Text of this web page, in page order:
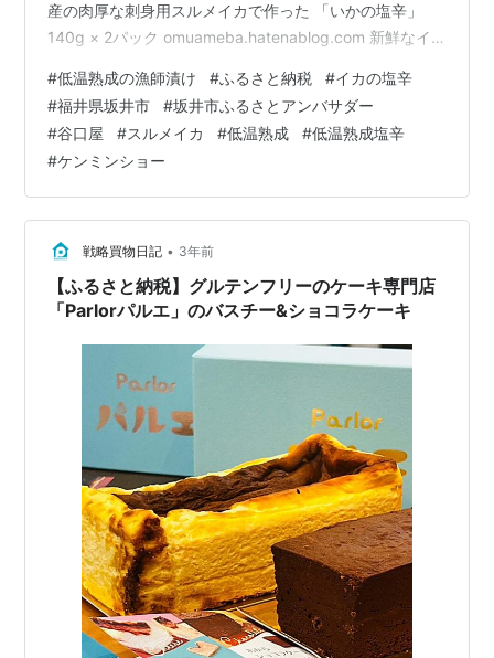
産の肉厚な刺身用スルメイカで作った 「いかの塩辛」
140g × 2パック omuameba.hatenablog.com 新鮮なイ
りの旨さに、珍しく私自身が希望してリピート申し込み
しました 刺身用スルメイカを丸ごと使用！ 肝を特製の天
然塩で味付けし、昔ながらの製法でじっくりと 低温熟成
させ、食べ頃を逃がさないようにしっかりと急速冷凍し
ています。 解凍後でも艶々 この日は先日訪れた福井県
坂…
#低温熟成の漁師漬け #ふるさと納税 #イカの塩辛
#福井県坂井市 #坂井市ふるさとアンバサダー
#谷口屋 #スルメイカ #低温熟成 #低温熟成塩辛
#ケンミンショー
戦略買物日記 • 3年前
【ふるさと納税】グルテンフリーのケーキ専門店
「Parlorパルエ」のバスチー&ショコラケーキ